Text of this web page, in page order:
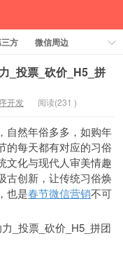
方
微信周边
_投票_砍价_H5_拼
开发 阅读(231 )
自然年俗多多，如购年
每天都有对应的习俗
文化与现代人审美情趣
古创新，让传统习俗焕
也是春节微信营销不可